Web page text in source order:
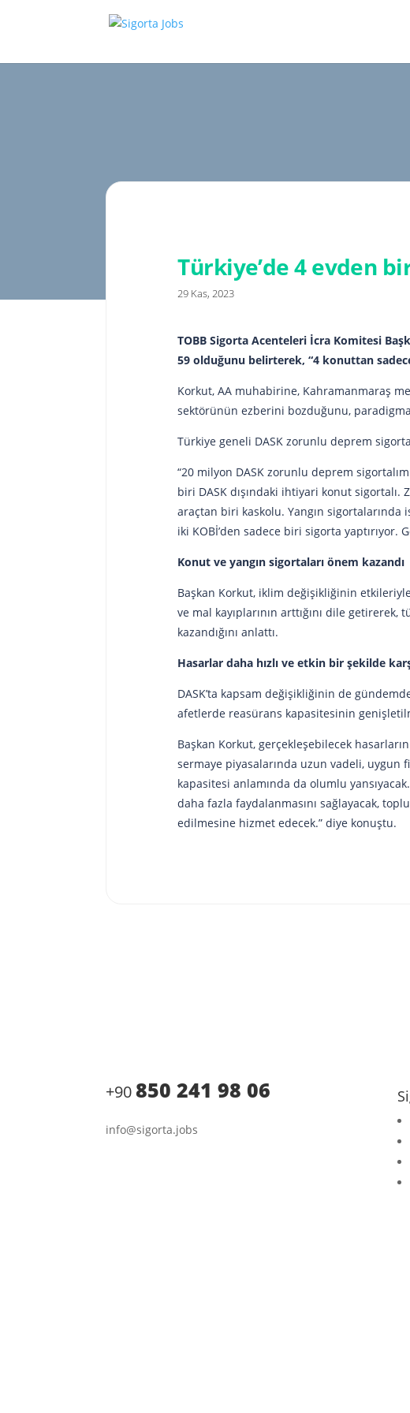
Türkiye’de 4 evden
29 Kas, 2023
TOBB Sigorta Acenteleri İcra Komitesi
59 olduğunu belirterek, “4 konuttan
Korkut, AA muhabirine, Kahramanmaraş
sektörünün ezberini bozduğunu,
Türkiye geneli DASK zorunlu deprem
“20 milyon DASK zorunlu deprem
biri DASK dışındaki ihtiyari konut
araçtan biri kaskolu. Yangın
iki KOBİ’den sadece biri sigorta
Konut ve yangın sigortaları önem kazandı
Başkan Korkut, iklim değişikliğinin
ve mal kayıplarının arttığını dile
kazandığını anlattı.
Hasarlar daha hızlı ve etkin bir şekilde
DASK’ta kapsam değişikliğinin de
afetlerde reasürans kapasitesinin
Başkan Korkut, gerçekleşebilecek
sermaye piyasalarında uzun vadeli, uygun
kapasitesi anlamında da olumlu
daha fazla faydalanmasını sağlayacak,
edilmesine hizmet edecek.” diye konuştu.
+90850 241 98 06
info@sigorta.jobs